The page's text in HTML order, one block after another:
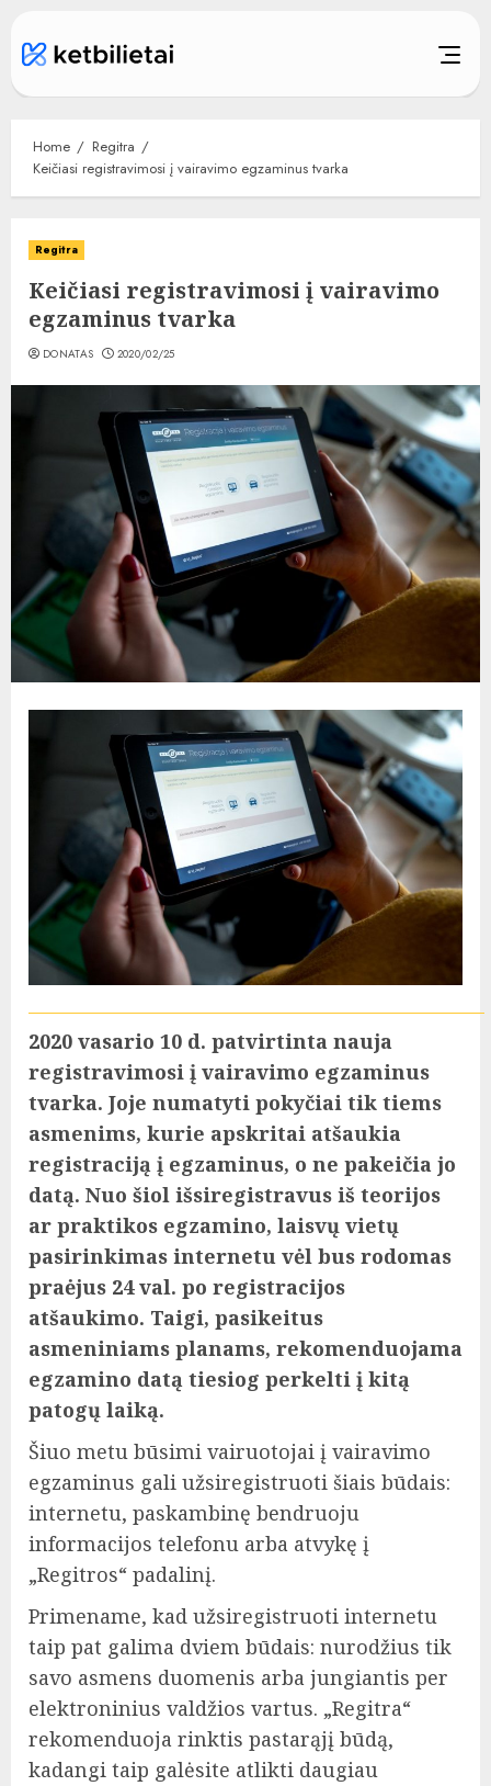
content
Home
Regitra
Keičiasi registravimosi į vairavimo egzaminus tvarka
Regitra
Keičiasi registravimosi į vairavimo
egzaminus tvarka
DONATAS 2020/02/25
2020 vasario 10 d. patvirtinta nauja
registravimosi į vairavimo egzaminus
tvarka. Joje numatyti pokyčiai tik tiems
asmenims, kurie apskritai atšaukia
registraciją į egzaminus, o ne pakeičia jo
datą. Nuo šiol išsiregistravus iš teorijos
ar praktikos egzamino, laisvų vietų
pasirinkimas internetu vėl bus rodomas
praėjus 24 val. po registracijos
atšaukimo. Taigi, pasikeitus
asmeniniams planams, rekomenduojama
egzamino datą tiesiog perkelti į kitą
patogų laiką.
Šiuo metu būsimi vairuotojai į vairavimo
egzaminus gali užsiregistruoti šiais būdais:
internetu, paskambinę bendruoju
informacijos telefonu arba atvykę į
„Regitros“ padalinį.
Primename, kad užsiregistruoti internetu
taip pat galima dviem būdais: nurodžius tik
savo asmens duomenis arba jungiantis per
elektroninius valdžios vartus. „Regitra“
rekomenduoja rinktis pastarąjį būdą,
kadangi taip galėsite atlikti daugiau